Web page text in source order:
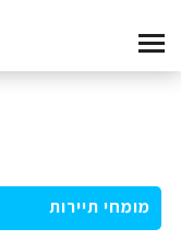
מומחי תיירות